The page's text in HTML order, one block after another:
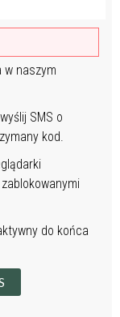
w naszym
SMS o
kod.
do końca